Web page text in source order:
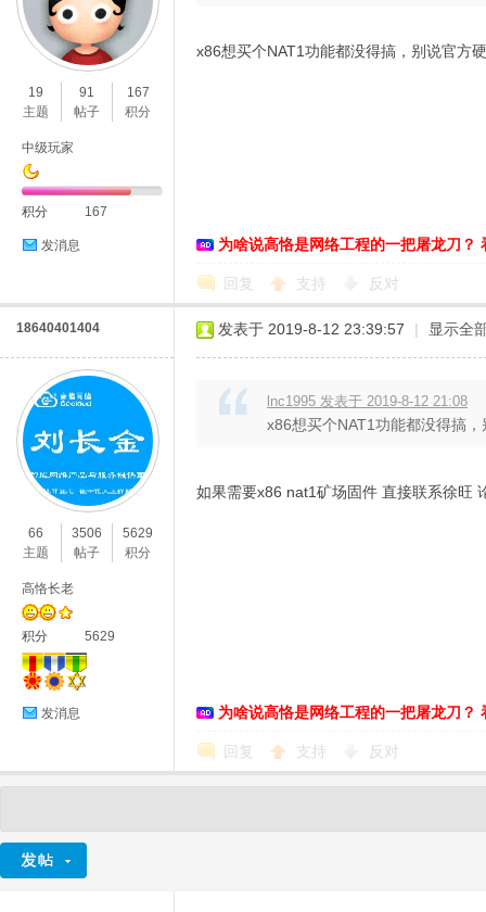
19
主题
91
帖子
167
积分
中级玩家
积分 167
发消息
x86想买个NAT1功能都没得搞，别说官方
为啥说高恪是网络工程的一把屠龙刀？
回复 支持 反对
18640401404
66
主题
3506
帖子
5629
积分
高恪长老
积分 5629
发消息
发表于 2019-8-12 23:39:57 | 显示全
lnc1995 发表于 2019-8-12 21:08
x86想买个NAT1功能都没得搞
如果需要x86 nat1矿场固件 直接联系徐旺
为啥说高恪是网络工程的一把屠龙刀？
回复 支持 反对